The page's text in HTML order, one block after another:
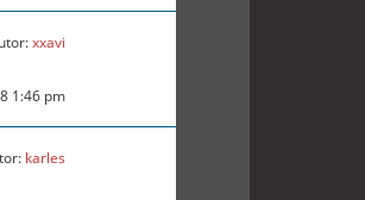
xxavi
1:46 pm
karles